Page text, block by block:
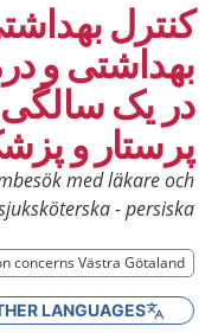
کنترل
در یک سالگی
پرستار و
med läkare och
- persiska
concerns Västra Götaland
LANGUAGES